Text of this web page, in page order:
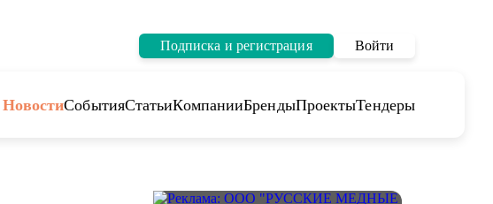
Подписка и регистрация Войти
НовостиСобытияСтатьиКомпанииБрендыПроектыТендеры